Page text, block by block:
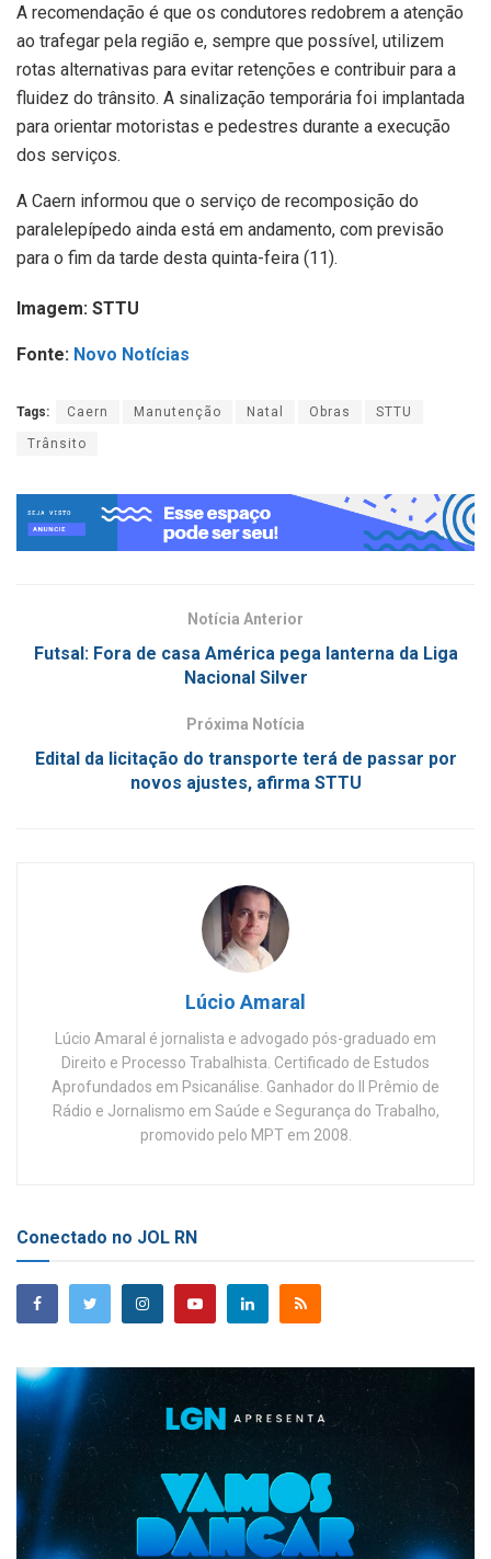
A recomendação é que os condutores redobrem a atenção
ao trafegar pela região e, sempre que possível, utilizem
rotas alternativas para evitar retenções e contribuir para a
fluidez do trânsito. A sinalização temporária foi implantada
para orientar motoristas e pedestres durante a execução
dos serviços.
A Caern informou que o serviço de recomposição do
paralelepípedo ainda está em andamento, com previsão
para o fim da tarde desta quinta-feira (11).
Imagem: STTU
Fonte: Novo Notícias
Tags: Caern Manutenção Natal Obras STTU
Trânsito
Notícia Anterior
Futsal: Fora de casa América pega lanterna da Liga
Nacional Silver
Próxima Notícia
Edital da licitação do transporte terá de passar por
novos ajustes, afirma STTU
Lúcio Amaral
Lúcio Amaral é jornalista e advogado pós-graduado em
Direito e Processo Trabalhista. Certificado de Estudos
Aprofundados em Psicanálise. Ganhador do II Prêmio de
Rádio e Jornalismo em Saúde e Segurança do Trabalho,
promovido pelo MPT em 2008.
Conectado no JOL RN